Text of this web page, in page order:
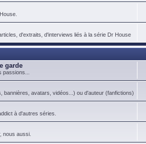
d'extraits, d'interviews liés à la série Dr House
garde
bannières, avatars, vidéos...) ou d'auteur (fanfictions)
à d'autres séries.
nous aussi.